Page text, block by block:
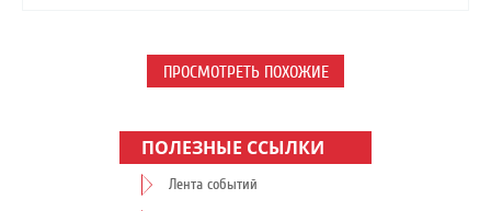
ПРОСМОТРЕТЬ ПОХОЖИЕ
ПОЛЕЗНЫЕ ССЫЛКИ
Лента событий